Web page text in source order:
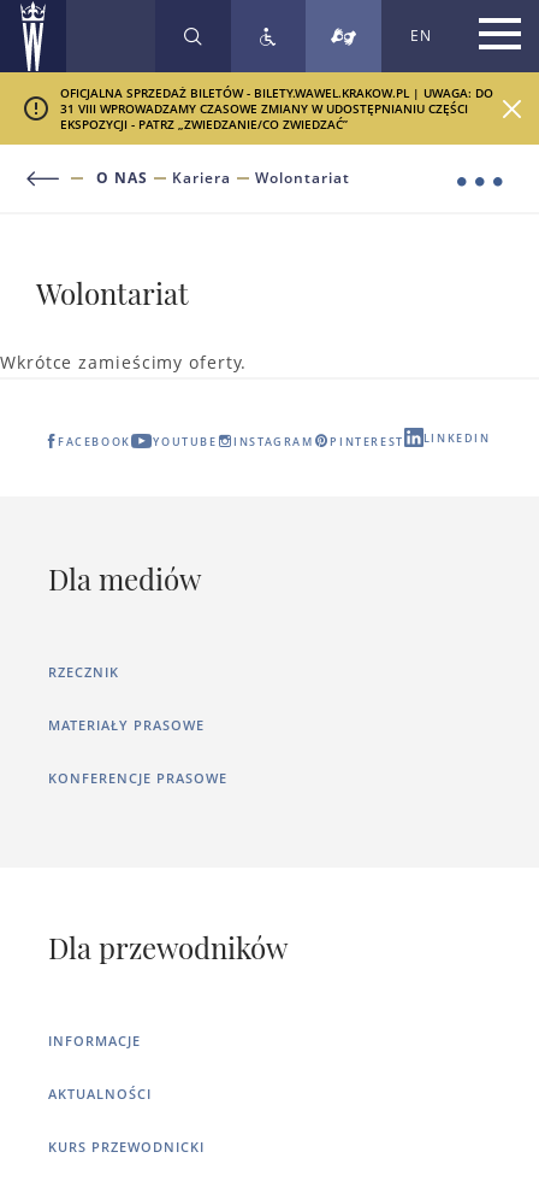
SZUKAJ EN
OFICJALNA SPRZEDAŻ BILETÓW - BILETY.WAWEL.KRAKOW.PL | UWAGA: DO
31 VIII WPROWADZAMY CZASOWE ZMIANY W UDOSTĘPNIANIU CZĘŚCI
EKSPOZYCJI - PATRZ „ZWIEDZANIE/CO ZWIEDZAĆ”
O NAS Kariera Wolontariat
Wolontariat
Wkrótce zamieścimy oferty.
FACEBOOK YOUTUBE INSTAGRAM PINTEREST LINKEDIN
Dla mediów
RZECZNIK
MATERIAŁY PRASOWE
KONFERENCJE PRASOWE
Dla przewodników
INFORMACJE
AKTUALNOŚCI
KURS PRZEWODNICKI